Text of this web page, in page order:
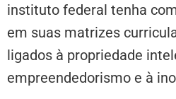
instituto federal tenha
em suas matrizes
ligados à propriedade
empreendedorismo e à